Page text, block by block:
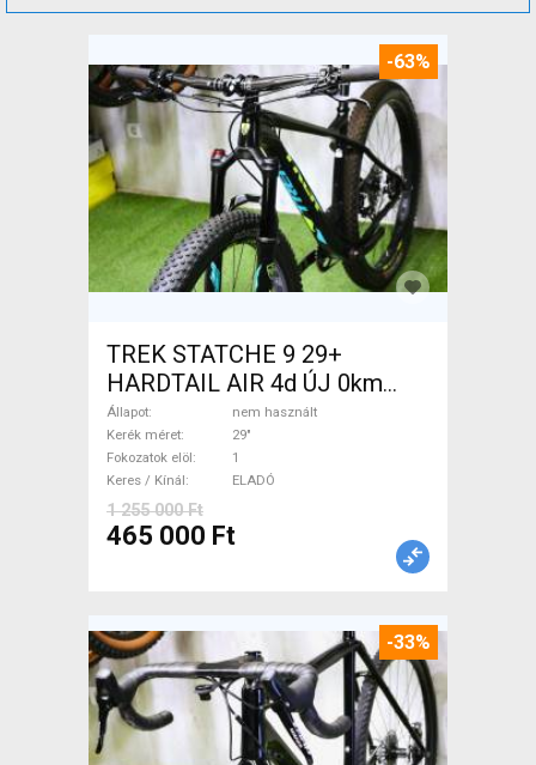
-63%
TREK STATCHE 9 29+
HARDTAIL AIR 4d ÚJ 0km
M/L Mountain Bike 29" elöl
teleszkópos nem használt
ELADÓ
Állapot
nem használt
Kerék méret
29"
Fokozatok elöl
1
Keres / Kínál
ELADÓ
1 255 000 Ft
465 000 Ft
-33%